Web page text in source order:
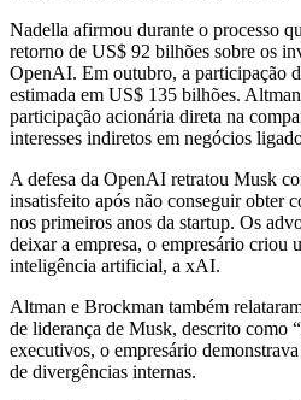
Nadella afirmou durante o processo
retorno de US$ 92 bilhões sobre os
OpenAI. Em outubro, a participação
estimada em US$ 135 bilhões.
participação acionária direta na
interesses indiretos em negócios
A defesa da OpenAI retratou Musk
insatisfeito após não conseguir obter
nos primeiros anos da startup. Os
deixar a empresa, o empresário criou
inteligência artificial, a xAI.
Altman e Brockman também
de liderança de Musk, descrito como
executivos, o empresário
de divergências internas.